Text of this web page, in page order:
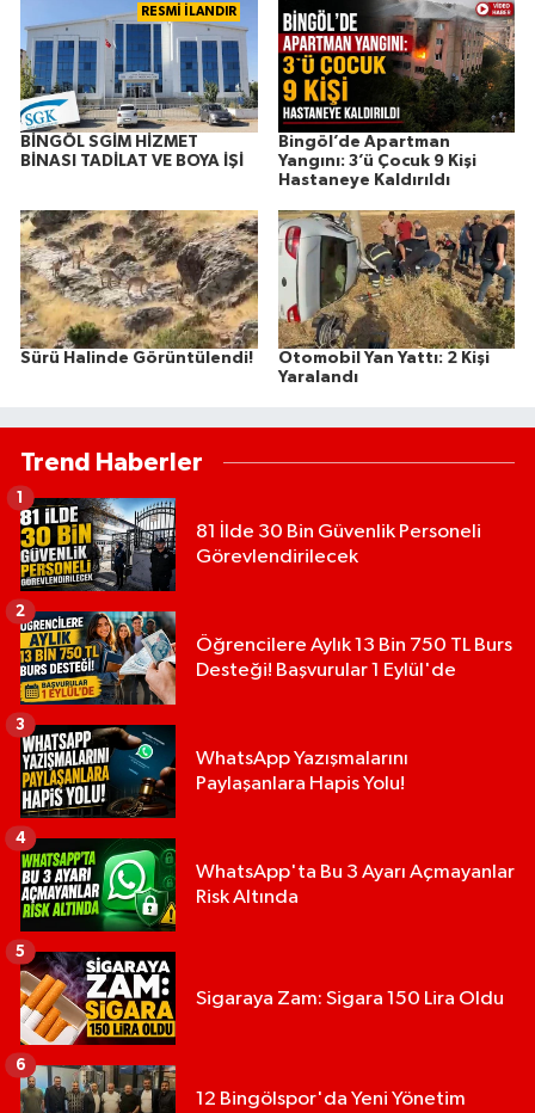
RESMİ İLANDIR
BİNGÖL SGİM HİZMET
BİNASI TADİLAT VE BOYA İŞİ
Bingöl’de Apartman
Yangını: 3’ü Çocuk 9 Kişi
Hastaneye Kaldırıldı
Sürü Halinde Görüntülendi!
Otomobil Yan Yattı: 2 Kişi
Yaralandı
Trend Haberler
81 İlde 30 Bin Güvenlik Personeli
Görevlendirilecek
1
Öğrencilere Aylık 13 Bin 750 TL Burs
Desteği! Başvurular 1 Eylül'de
2
WhatsApp Yazışmalarını
Paylaşanlara Hapis Yolu!
3
WhatsApp'ta Bu 3 Ayarı Açmayanlar
Risk Altında
4
Sigaraya Zam: Sigara 150 Lira Oldu
5
12 Bingölspor'da Yeni Yönetim
6